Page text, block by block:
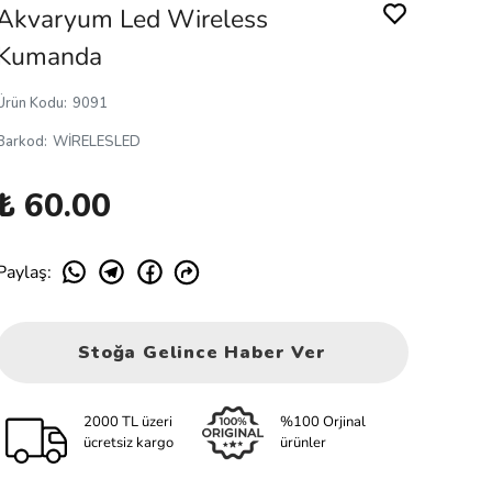
Led Wireless
Kodu: 9091
: WİRELESLED
60.00
:
Stoğa Gelince Haber Ver
2000 TL üzeri
ücretsiz kargo
%100 Orjinal
ürünler